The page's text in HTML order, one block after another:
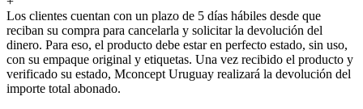
Los clientes cuentan con un plazo de 5 días hábiles desde que
reciban su compra para cancelarla y solicitar la devolución del
dinero. Para eso, el producto debe estar en perfecto estado, sin uso,
con su empaque original y etiquetas. Una vez recibido el producto y
verificado su estado, Mconcept Uruguay realizará la devolución del
importe total abonado.